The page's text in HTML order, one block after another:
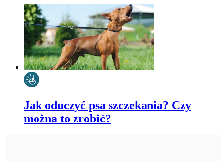
Jak oduczyć psa szczekania? Czy
można to zrobić?